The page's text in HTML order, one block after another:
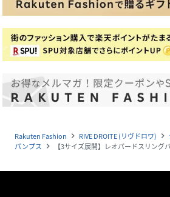
Rakuten Fashion navigate_next RIVE DROITE (リヴドロワ) navigate_next
パンプス navigate_next 【3サイズ展開】レオパードスリング